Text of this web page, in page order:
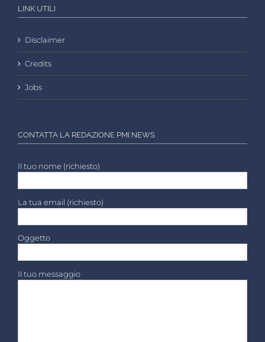
LINK UTILI
Disclaimer
Credits
Jobs
CONTATTA LA REDAZIONE PMI NEWS
Il tuo nome (richiesto)
La tua email (richiesto)
Oggetto
Il tuo messaggio